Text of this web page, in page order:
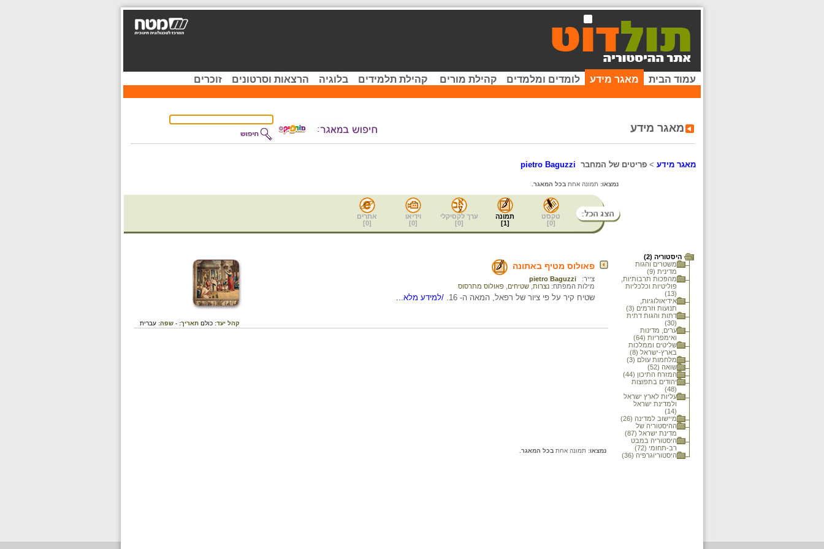
עמוד הבית מאגר מידע לומדים ומלמדים קהילת מורים קהילת תלמידים בלוגיה הרצאות וסרטונים זוכרים
מאגר מידע
מאגר מידע > פריטים של המחבר pietro Baguzzi
נמצאו: תמונה אחת בכל המאגר.
טקסט
[
0
]
תמונה
[
1
]
ערך לקסיקלי
[
0
]
וידיאו
[
0
]
אתרים
[
0
]
היסטוריה (2)
משטרים והגות
מדינית (9)
מהפכות תרבותיות,
פוליטיות וכלכליות
(13)
אידיאולוגיות,
תנועות וזרמים (3)
דתות והגות דתית
(30)
ערים, מדינות
ואימפריות (64)
שליטים וממלכות
בארץ-ישראל (8)
מלחמות עולם (3)
שואה (52)
המזרח התיכון (44)
יהודים בתפוצות
(48)
עליות לארץ ישראל
ולמדינת ישראל
(14)
מיישוב למדינה (26)
ההיסטוריה של
מדינת ישראל (87)
היסטוריה במבט
רב-תחומי (72)
היסטוריוגרפיה (36)
פאולוס מטיף באתונה
צייר:
pietro Baguzzi
מילות המפתח: נצרות שטיחים פאולוס מתרסוס
שטיח קיר על פי ציור של רפאל, המאה ה- 16. /למידע מלא...
קהל יעד: כולם תאריך: - שפה: עברית
נמצאו: תמונה אחת בכל המאגר.